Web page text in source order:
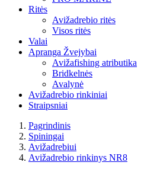
Ritės
Avižadrebio ritės
Visos ritės
Valai
Apranga Žvejybai
Avižafishing atributika
Bridkelnės
Avalynė
Avižadrebio rinkiniai
Straipsniai
Pagrindinis
Spiningai
Avižadrebiui
Avižadrebio rinkinys NR8